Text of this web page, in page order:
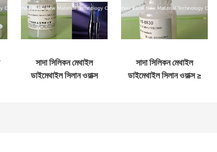
সাদা সিলিকন মেথাইল
ডাইমেথাইল সিলান ওয়াক্স
সাদা সিলিকন মেথাইল
ডাইমেথাইল সিলান ওয়াক্স ≥